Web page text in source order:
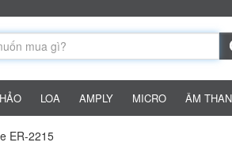
LOA AMPLY MICRO ÂM
ER-2215